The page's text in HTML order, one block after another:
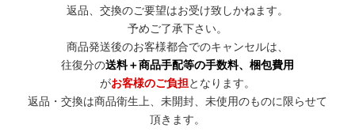
返品、交換のご要望はお受け致しかねます。
予めご了承下さい。
商品発送後のお客様都合でのキャンセルは、
往復分の送料＋商品手配等の手数料、梱包費用
がお客様のご負担となります。
返品・交換は商品衛生上、未開封、未使用のものに限らせて
頂きます。